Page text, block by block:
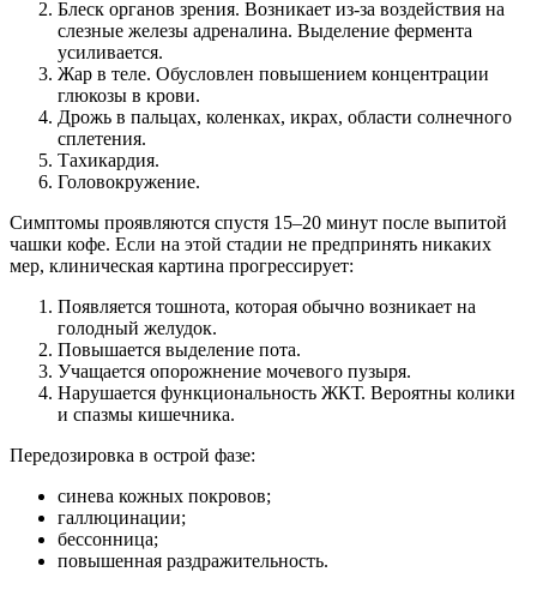
Блеск органов зрения. Возникает из-за воздействия на
слезные железы адреналина. Выделение фермента
усиливается.
Жар в теле. Обусловлен повышением концентрации
глюкозы в крови.
Дрожь в пальцах, коленках, икрах, области солнечного
сплетения.
Тахикардия.
Головокружение.
Симптомы проявляются спустя 15–20 минут после выпитой
чашки кофе. Если на этой стадии не предпринять никаких
мер, клиническая картина прогрессирует:
Появляется тошнота, которая обычно возникает на
голодный желудок.
Повышается выделение пота.
Учащается опорожнение мочевого пузыря.
Нарушается функциональность ЖКТ. Вероятны колики
и спазмы кишечника.
Передозировка в острой фазе:
синева кожных покровов;
галлюцинации;
бессонница;
повышенная раздражительность.